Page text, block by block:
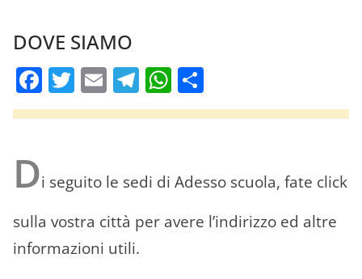
DOVE SIAMO
F
a
b
o
k
T
w
E
m
T
el
a
W
h
A
p
o
vi
di
Di seguito le sedi di Adesso scuola, fate click
sulla vostra città per avere l’indirizzo ed altre
informazioni utili.